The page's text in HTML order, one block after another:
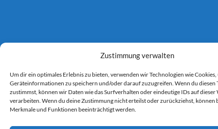
Zustimmung verwalten
Um dir ein optimales Erlebnis zu bieten, verwenden wir Technologien wie Cookies,
Geräteinformationen zu speichern und/oder darauf zuzugreifen. Wenn du diesen
zustimmst, können wir Daten wie das Surfverhalten oder eindeutige IDs auf dieser
verarbeiten. Wenn du deine Zustimmung nicht erteilst oder zurückziehst, können
Merkmale und Funktionen beeinträchtigt werden.